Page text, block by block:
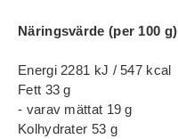
Näringsvärde (per 100 g)
Energi 2281 kJ / 547 kcal
Fett 33 g
- varav mättat 19 g
Kolhydrater 53 g